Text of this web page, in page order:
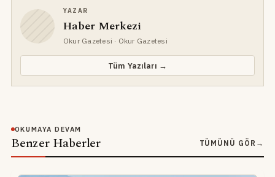
YAZAR
Haber Merkezi
Okur Gazetesi · Okur Gazetesi
Tüm Yazıları →
OKUMAYA DEVAM
Benzer Haberler TÜMÜNÜ GÖR →